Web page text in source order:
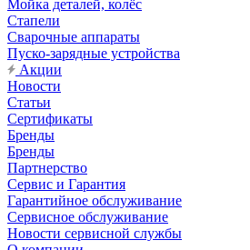
Мойка деталей, колёс
Стапели
Сварочные аппараты
Пуско-зарядные устройства
Акции
Новости
Статьи
Сертификаты
Бренды
Бренды
Партнерство
Сервис и Гарантия
Гарантийное обслуживание
Сервисное обслуживание
Новости сервисной службы